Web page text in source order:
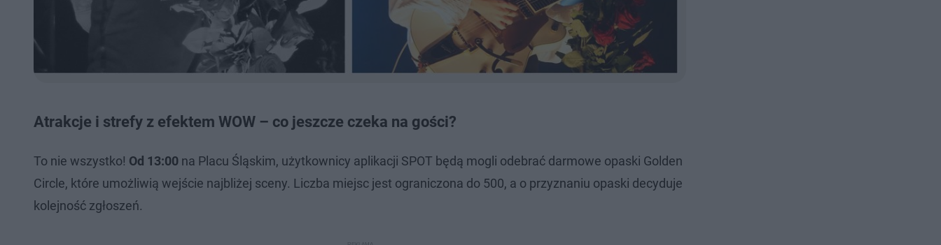
Atrakcje i strefy z efektem WOW – co jeszcze czeka na gości?
To nie wszystko! Od 13:00 na Placu Śląskim, użytkownicy aplikacji SPOT będą mogli odebrać darmowe opaski Golden
Circle, które umożliwią wejście najbliżej sceny. Liczba miejsc jest ograniczona do 500, a o przyznaniu opaski decyduje
kolejność zgłoszeń.